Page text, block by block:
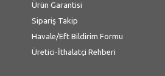
Ürün Garantisi
Sipariş Takip
Havale/Eft Bildirim Formu
Üretici-İthalatçi Rehberi